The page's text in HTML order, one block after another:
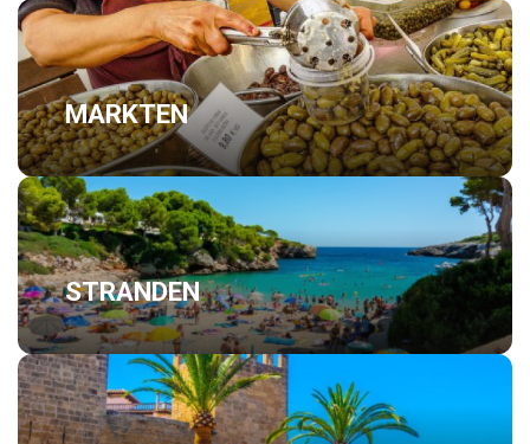
MARKTEN
STRANDEN